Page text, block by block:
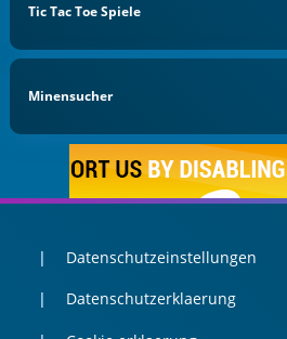
Tic Tac Toe Spiele
Minensucher
Datenschutzeinstellungen
Datenschutzerklaerung